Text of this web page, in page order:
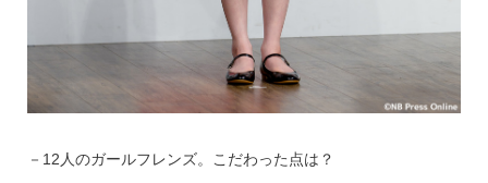
－12人のガールフレンズ。こだわった点は？